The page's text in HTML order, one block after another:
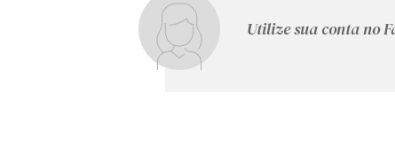
Utilize sua conta no